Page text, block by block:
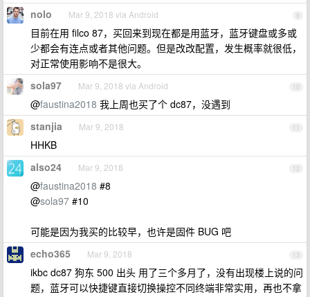
9
nolo Mar 9, 2018 via Android
目前在用 filco 87，买回来到现在都是用蓝牙，蓝牙键盘或多或
少都会有连点或者其他问题。但是改改配置，发生概率就很低，
对正常使用影响不是很大。
10
sola97 Mar 9, 2018 via Android
@faustina2018 我上周也买了个 dc87，没遇到
11
stanjia Mar 9, 2018
HHKB
12
also24 Mar 9, 2018
@faustina2018 #8
@sola97 #10
可能是因为我买的比较早，也许是固件 BUG 吧
13
echo365 Mar 9, 2018
ikbc dc87 狗东 500 出头 用了三个多月了，没有出现楼上说的问
题，蓝牙可以快捷键直接切换操控不同终端非常实用，再也不拿